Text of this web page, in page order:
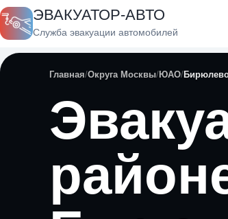
ЭВАКУАТОР-АВТО
Служба эвакуации автомобилей
Главная Округа Москвы ЮАО